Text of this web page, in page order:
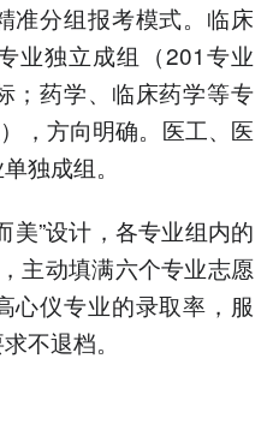
准分组报考模式。临床
业独立成组（201专业
；药学、临床药学等专
，方向明确。医工、医
独成组。
美”设计，各专业组内的
主动填满六个专业志愿
心仪专业的录取率，服
不退档。